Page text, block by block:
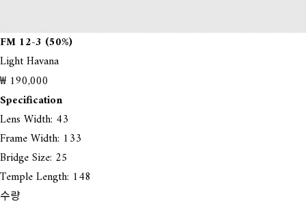
FM 12-3 (50%)
Light Havana
₩ 190,000
Specification
Lens Width: 43
Frame Width: 133
Bridge Size: 25
Temple Length: 148
수량